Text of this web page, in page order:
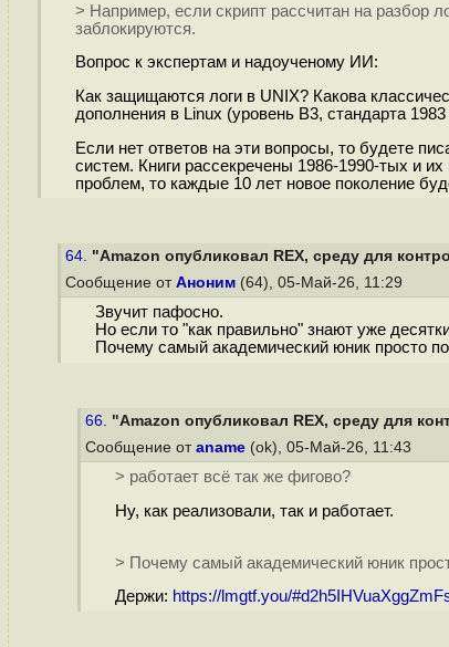
> Например, если скрипт рассчитан на разбор
заблокируются.
Вопрос к экспертам и надоученому ИИ:
Как защищаются логи в UNIX? Какова
дополнения в Linux (уровень B3, стандарта
Если нет ответов на эти вопросы, то будете
систем. Книги рассекречены 1986-1990-тых и
проблем, то каждые 10 лет новое поколение
64. "Amazon опубликовал REX, среду для
Сообщение от Аноним (64), 05-Май-26, 11:29
Звучит пафосно.
Но если то "как правильно" знают уже
Почему самый академический юник просто
66. "Amazon опубликовал REX, среду для
Сообщение от aname (ok), 05-Май-26, 11:43
> работает всё так же фигово?
Ну, как реализовали, так и работает.
> Почему самый академический юник
Держи: https://lmgtf.you/